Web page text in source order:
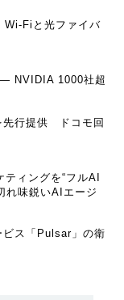
Fiと光ファイバ
NVIDIA 1000社超
先行提供 ドコモ回
ィングを“フルAI
れ味鋭いAIエージ
ス「Pulsar」の衛